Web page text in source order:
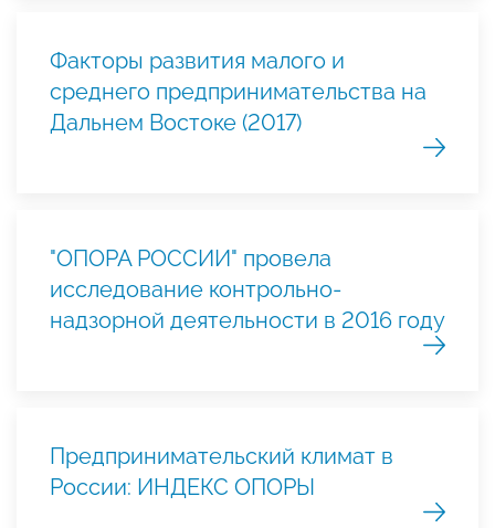
Факторы развития малого и
среднего предпринимательства на
Дальнем Востоке (2017)
"ОПОРА РОССИИ" провела
исследование контрольно-
надзорной деятельности в 2016 году
Предпринимательский климат в
России: ИНДЕКС ОПОРЫ